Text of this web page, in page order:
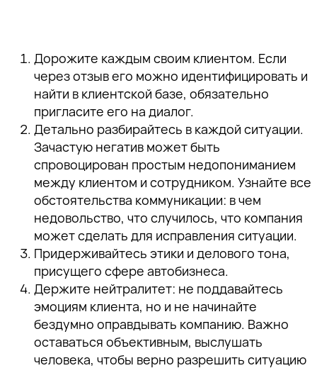
Дорожите каждым своим клиентом. Если
через отзыв его можно идентифицировать и
найти в клиентской базе, обязательно
пригласите его на диалог.
Детально разбирайтесь в каждой ситуации.
Зачастую негатив может быть
спровоцирован простым недопониманием
между клиентом и сотрудником. Узнайте все
обстоятельства коммуникации: в чем
недовольство, что случилось, что компания
может сделать для исправления ситуации.
Придерживайтесь этики и делового тона,
присущего сфере автобизнеса.
Держите нейтралитет: не поддавайтесь
эмоциям клиента, но и не начинайте
бездумно оправдывать компанию. Важно
оставаться объективным, выслушать
человека, чтобы верно разрешить ситуацию